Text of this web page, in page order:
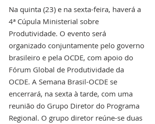
Na quinta (23) e na sexta-feira, haverá a
4ª Cúpula Ministerial sobre
Produtividade. O evento será
organizado conjuntamente pelo governo
brasileiro e pela OCDE, com apoio do
Fórum Global de Produtividade da
OCDE. A Semana Brasil-OCDE se
encerrará, na sexta à tarde, com uma
reunião do Grupo Diretor do Programa
Regional. O grupo diretor reúne-se duas